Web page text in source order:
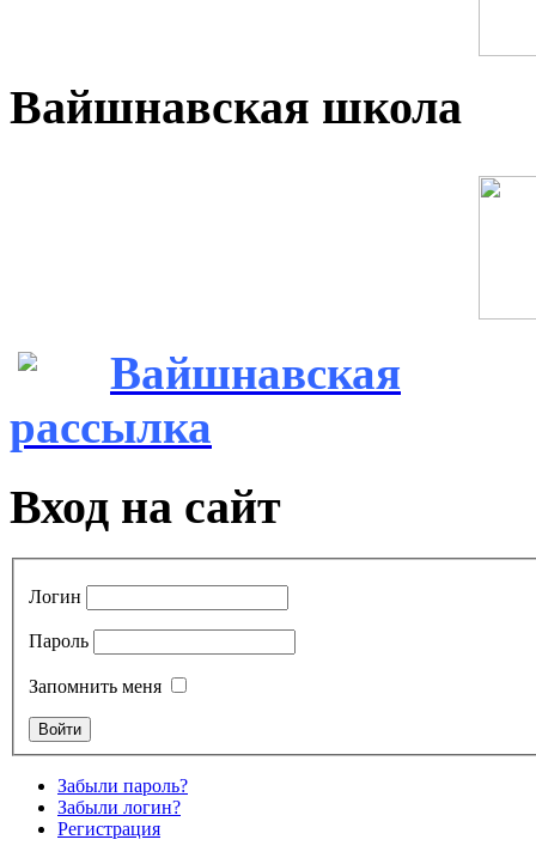
Вайшнавская школа
Вайшнавская
рассылка
Вход на сайт
Логин
Пароль
Запомнить меня
Забыли пароль?
Забыли логин?
Регистрация